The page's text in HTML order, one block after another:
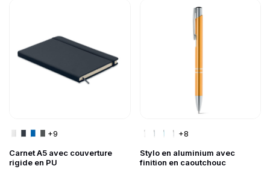
Carnet A5 avec couverture
rigide en PU
+9
Stylo en aluminium avec
finition en caoutchouc
+8
Go to product page